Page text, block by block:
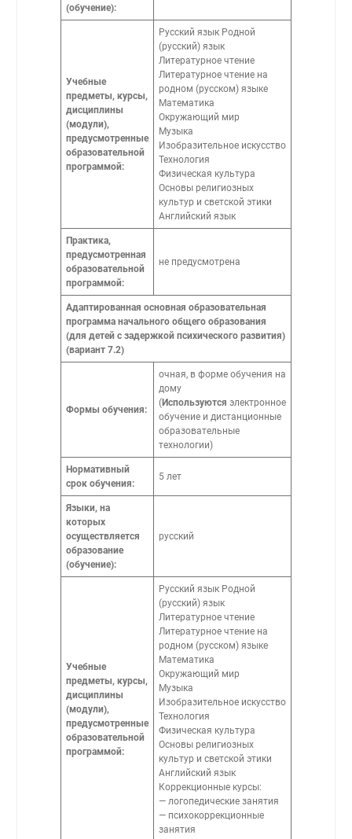
(обучение):
Учебные
предметы, курсы,
дисциплины
(модули),
предусмотренные
образовательной
программой:
Русский язык Родной
(русский) язык
Литературное чтение
Литературное чтение на
родном (русском) языке
Математика
Окружающий мир
Музыка
Изобразительное искусство
Технология
Физическая культура
Основы религиозных
культур и светской этики
Английский язык
Практика,
предусмотренная
образовательной
программой:
не предусмотрена
Адаптированная основная образовательная
программа начального общего образования
(для детей с задержкой психического развития)
(вариант 7.2)
Формы обучения:
очная, в форме обучения на
дому
(Используются электронное
обучение и дистанционные
образовательные
технологии)
Нормативный
срок обучения:
5 лет
Языки, на
которых
осуществляется
образование
(обучение):
русский
Учебные
предметы, курсы,
дисциплины
(модули),
предусмотренные
образовательной
программой:
Русский язык Родной
(русский) язык
Литературное чтение
Литературное чтение на
родном (русском) языке
Математика
Окружающий мир
Музыка
Изобразительное искусство
Технология
Физическая культура
Основы религиозных
культур и светской этики
Английский язык
Коррекционные курсы:
— логопедические занятия
— психокоррекционные
занятия